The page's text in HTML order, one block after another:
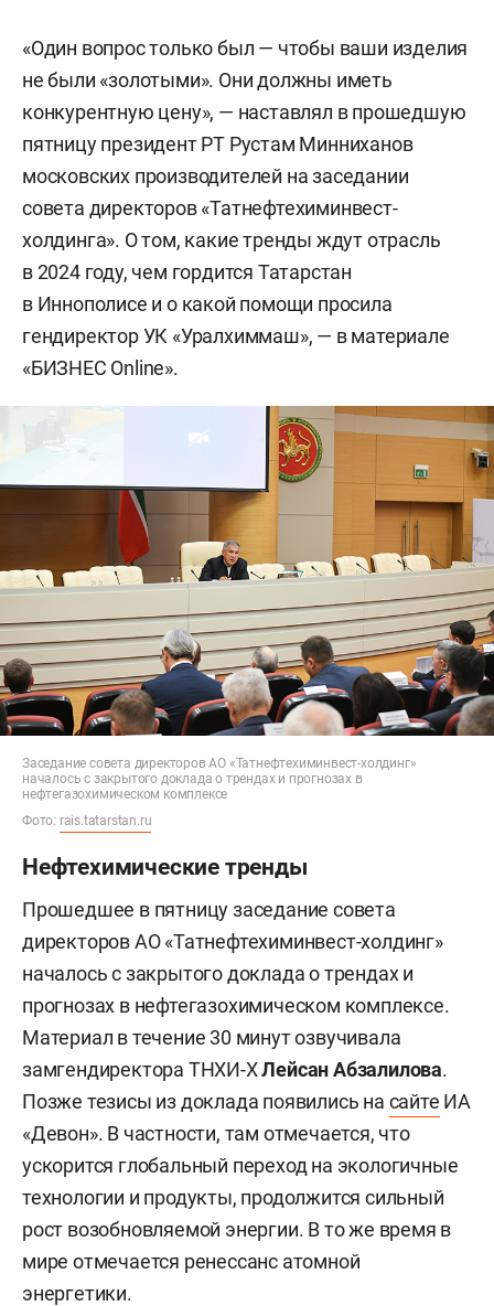
«Один вопрос только был — чтобы ваши изделия
не были «золотыми». Они должны иметь
конкурентную цену», — наставлял в прошедшую
пятницу президент РТ Рустам Минниханов
московских производителей на заседании
совета директоров «Татнефтехиминвест-
холдинга». О том, какие тренды ждут отрасль
в 2024 году, чем гордится Татарстан
в Иннополисе и о какой помощи просила
гендиректор УК «Уралхиммаш», — в материале
«БИЗНЕС Online».
Заседание совета директоров АО «Татнефтехиминвест-холдинг»
началось с закрытого доклада о трендах и прогнозах в
нефтегазохимическом комплексе
Фото: rais.tatarstan.ru
Нефтехимические тренды
Прошедшее в пятницу заседание совета
директоров АО «Татнефтехиминвест-холдинг»
началось с закрытого доклада о трендах и
прогнозах в нефтегазохимическом комплексе.
Материал в течение 30 минут озвучивала
замгендиректора ТНХИ-ХЛейсан Абзалилова.
Позже тезисы из доклада появились на сайте ИА
«Девон». В частности, там отмечается, что
ускорится глобальный переход на экологичные
технологии и продукты, продолжится сильный
рост возобновляемой энергии. В то же время в
мире отмечается ренессанс атомной
энергетики.